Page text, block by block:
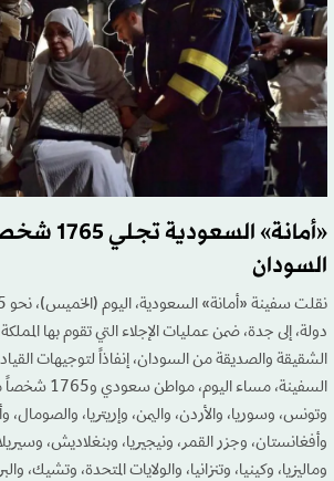
السودان
دولة، إلى جدة، ضمن عمليات الإجلاء التي تقوم بها المملكة
الشقيقة والصديقة من السودان، إنفاذاً لتوجيهات
السفينة، مساء
وتونس، وسوريا، والأردن، واليمن، وإريتريا، والصومال،
وأفغانستان، وجزر القمر، ونيجيريا، وبنغلاديش،
وماليزيا، وكينيا، وتنزانيا، والولايات المتحدة، وتشيك،